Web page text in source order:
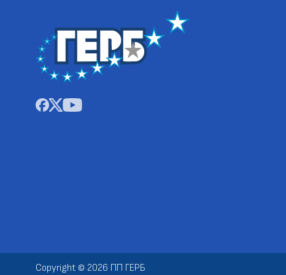
Copyright © 2026 ПП ГЕРБ